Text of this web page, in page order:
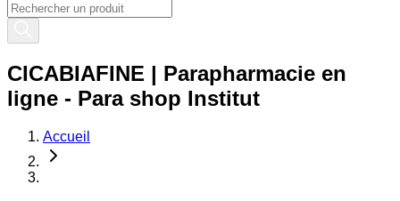
CICABIAFINE | Parapharmacie en
ligne - Para shop Institut
Accueil